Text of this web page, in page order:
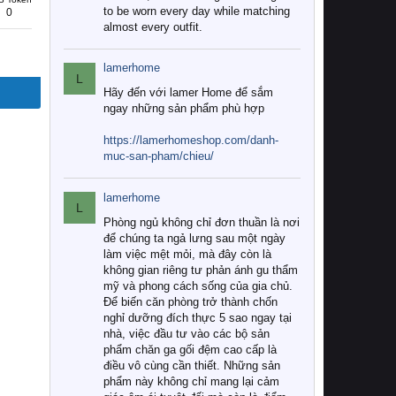
0
to be worn every day while matching
almost every outfit.
L
lamerhome
Hãy đến với lamer Home để sắm
ngay những sản phẩm phù hợp
https://lamerhomeshop.com/danh-
muc-san-pham/chieu/
L
lamerhome
Phòng ngủ không chỉ đơn thuần là nơi
để chúng ta ngả lưng sau một ngày
làm việc mệt mỏi, mà đây còn là
không gian riêng tư phản ánh gu thẩm
mỹ và phong cách sống của gia chủ.
Để biến căn phòng trở thành chốn
nghỉ dưỡng đích thực 5 sao ngay tại
nhà, việc đầu tư vào các bộ sản
phẩm chăn ga gối đệm cao cấp là
điều vô cùng cần thiết. Những sản
phẩm này không chỉ mang lại cảm